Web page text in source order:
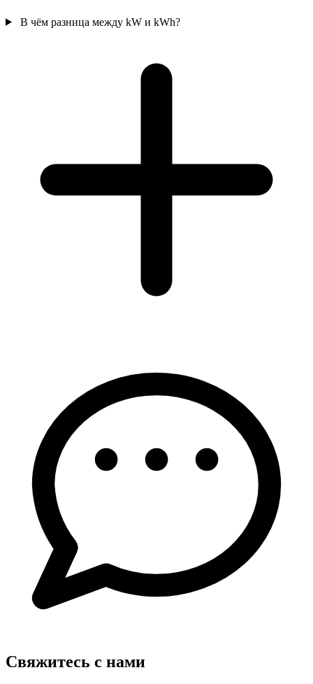
В чём разница между kW и kWh?
Свяжитесь с нами